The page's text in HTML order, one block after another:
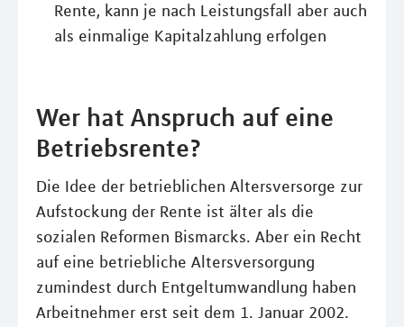
Rente, kann je nach Leistungsfall aber auch
als einmalige Kapitalzahlung erfolgen
Wer hat Anspruch auf eine
Betriebsrente?
Die Idee der betrieblichen Altersversorge zur
Aufstockung der Rente ist älter als die
sozialen Reformen Bismarcks. Aber ein Recht
auf eine betriebliche Altersversorgung
zumindest durch Entgeltumwandlung haben
Arbeitnehmer erst seit dem 1. Januar 2002.